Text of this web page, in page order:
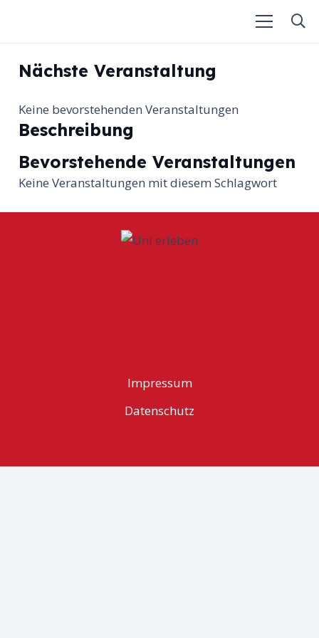
Nächste Veranstaltung
Keine bevorstehenden Veranstaltungen
Beschreibung
Bevorstehende Veranstaltungen
Keine Veranstaltungen mit diesem Schlagwort
Impressum
Datenschutz